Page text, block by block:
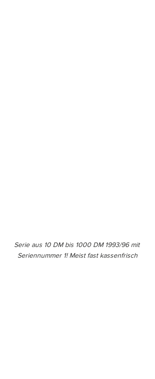
Serie aus 10 DM bis 1000 DM 1993/96 mit
Seriennummer 1! Meist fast kassenfrisch